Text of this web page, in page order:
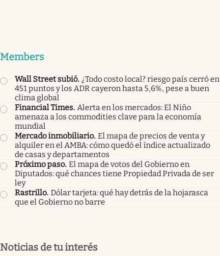
Members
Wall Street subió. ¿Todo costo local? riesgo país cerró en
451 puntos y los ADR cayeron hasta 5,6%, pese a buen
clima global
Financial Times. Alerta en los mercados: El Niño
amenaza a los commodities clave para la economía
mundial
Mercado inmobiliario. El mapa de precios de venta y
alquiler en el AMBA: cómo quedó el índice actualizado
de casas y departamentos
Próximo paso. El mapa de votos del Gobierno en
Diputados: qué chances tiene Propiedad Privada de ser
ley
Rastrillo. Dólar tarjeta: qué hay detrás de la hojarasca
que el Gobierno no barre
Noticias de tu interés